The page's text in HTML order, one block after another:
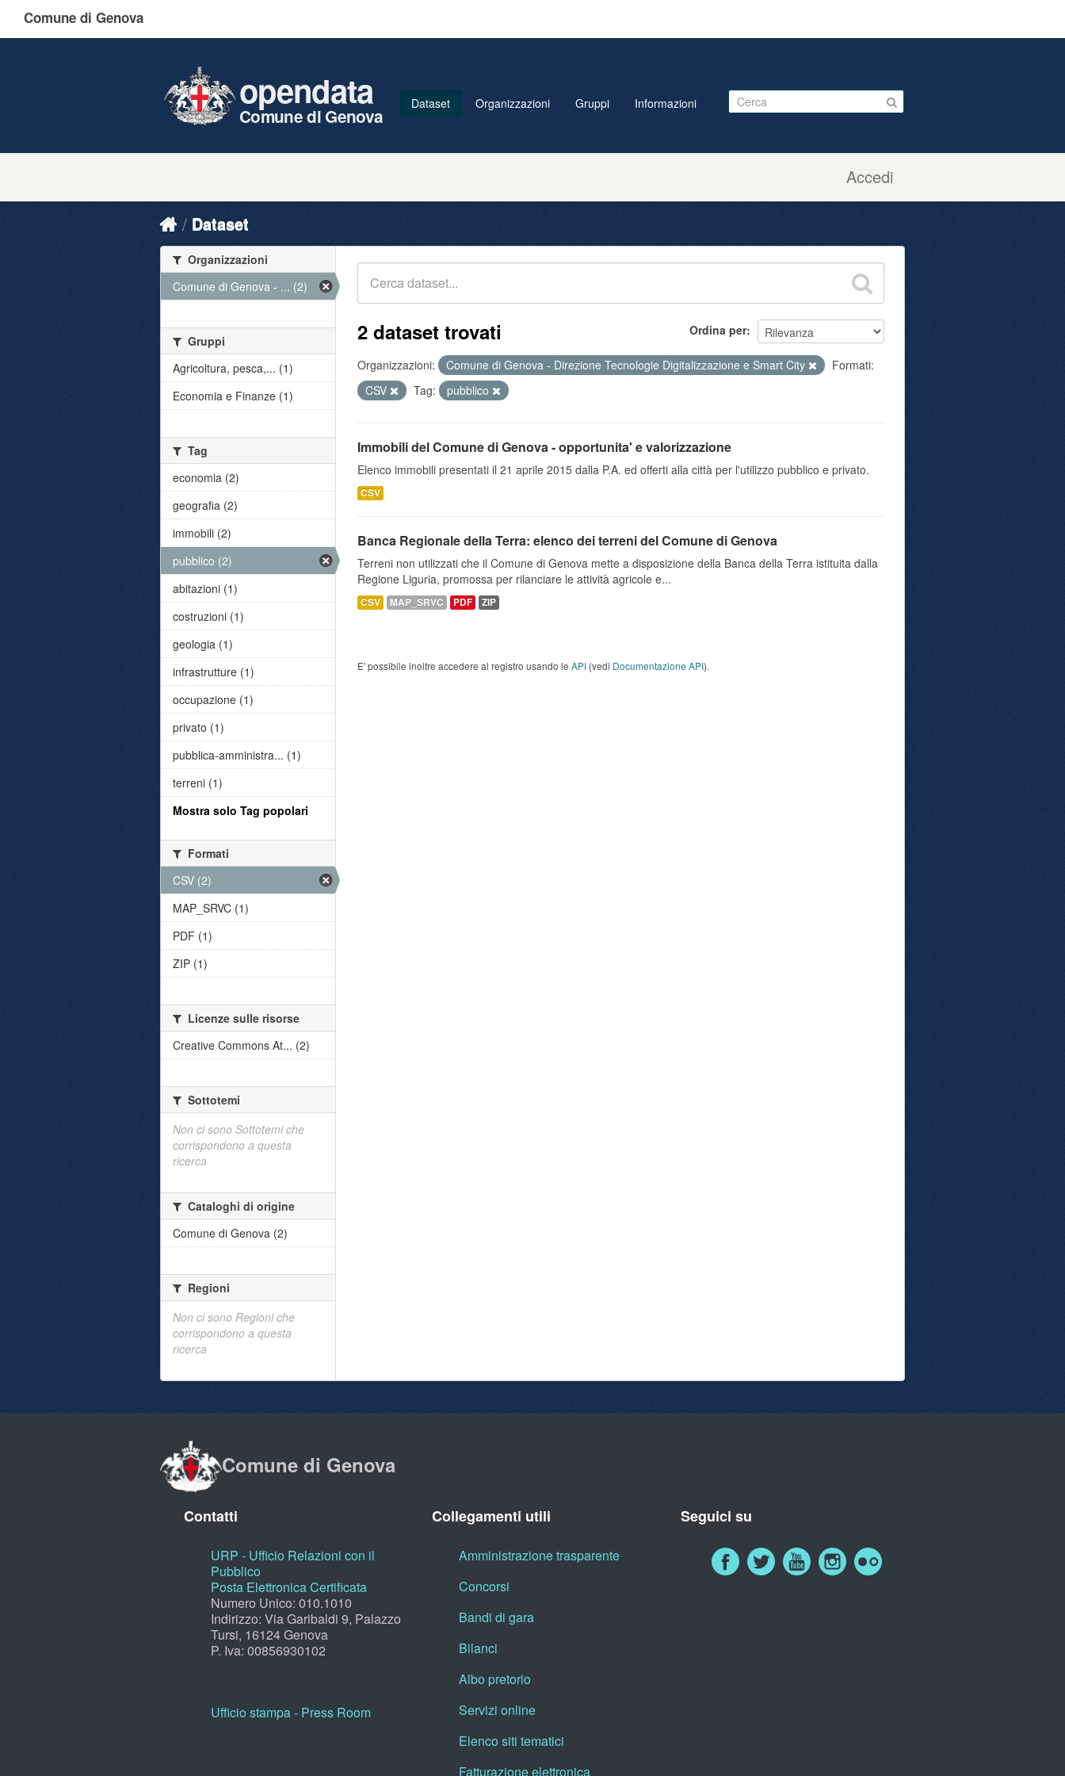
Comune di Genova
Accedi
opendata
Comune di Genova
Dataset Organizzazioni Gruppi Informazioni
Dataset
Ordina per
2 dataset trovati
Organizzazioni: Comune di Genova - Direzione Tecnologie Digitalizzazione e Smart City
Formati:
CSV
Tag: pubblico
Immobili del Comune di Genova - opportunita' e valorizzazione
Elenco immobili presentati il 21 aprile 2015 dalla P.A. ed offerti alla città per l'utilizzo pubblico e privato.
CSV
Banca Regionale della Terra: elenco dei terreni del Comune di Genova
Terreni non utilizzati che il Comune di Genova mette a disposizione della Banca della Terra istituita dalla
Regione Liguria, promossa per rilanciare le attività agricole e...
CSV MAP_SRVC PDF ZIP
E' possibile inoltre accedere al registro usando le API (vedi Documentazione API).
Organizzazioni
Comune di Genova - ... (2)
Gruppi
Agricoltura, pesca,... (1)
Economia e Finanze (1)
Tag
economia (2)
geografia (2)
immobili (2)
pubblico (2)
abitazioni (1)
costruzioni (1)
geologia (1)
infrastrutture (1)
occupazione (1)
privato (1)
pubblica-amministra... (1)
terreni (1)
Mostra solo Tag popolari
Formati
CSV (2)
MAP_SRVC (1)
PDF (1)
ZIP (1)
Licenze sulle risorse
Creative Commons At... (2)
Sottotemi
Non ci sono Sottotemi che
corrispondono a questa
ricerca
Cataloghi di origine
Comune di Genova (2)
Regioni
Non ci sono Regioni che
corrispondono a questa
ricerca
Comune di Genova
Contatti
URP - Ufficio Relazioni con il
Pubblico
Posta Elettronica Certificata
Numero Unico: 010.1010
Indirizzo: Via Garibaldi 9, Palazzo
Tursi, 16124 Genova
P. Iva: 00856930102
Ufficio stampa - Press Room
Collegamenti utili
Amministrazione trasparente
Concorsi
Bandi di gara
Bilanci
Albo pretorio
Servizi online
Elenco siti tematici
Fatturazione elettronica
Seguici su